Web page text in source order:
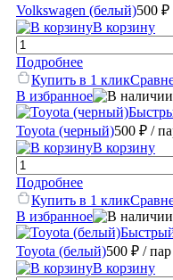
Volkswagen (белый)500 ₽
В корзину
Подробнее
Купить в 1 клик
В избранное
Toyota (черный)500 ₽ /
В корзину
Подробнее
Купить в 1 клик
В избранное
Toyota (белый)500 ₽ / пар
В корзину